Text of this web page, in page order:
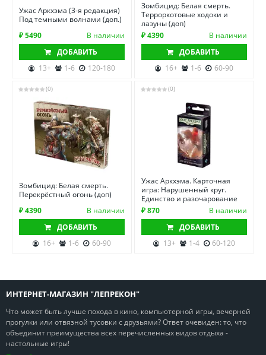
Ужас Аркхэма (3-я редакция)
Под темными волнами (доп.)
₽ 5490
В наличии
ДОБАВИТЬ
13+
1-6 120-180
Зомбицид: Белая смерть.
Терроркотовые ходоки и
лазуны (доп)
₽ 4390
В наличии
ДОБАВИТЬ
16+
1-6 60-90
(0)
Зомбицид: Белая смерть.
Перекрёстный огонь (доп)
₽ 4390
В наличии
ДОБАВИТЬ
16+
1-6 60-90
(0)
Ужас Аркхэма. Карточная
игра: Нарушенный круг.
Единство и разочарование
₽ 870
В наличии
ДОБАВИТЬ
13+
1-4 60-120
ИНТЕРНЕТ-МАГАЗИН "ЛЕПРЕКОН"
Что может быть лучше похода в кино, компьютерной игры, вечерней
прогулки или отвязной тусовки с друзьями? Ответ очевиден: то, что
объединит преимущества всех перечисленных видов отдыха -
настольные игры!